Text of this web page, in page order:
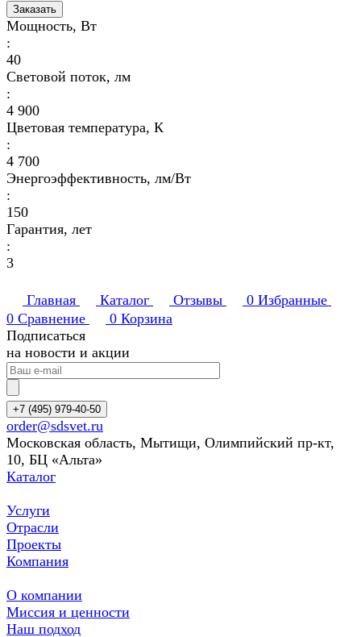
Заказать
Мощность, Вт
:
40
Световой поток, лм
:
4 900
Цветовая температура, К
:
4 700
Энергоэффективность, лм/Вт
:
150
Гарантия, лет
:
3
Главная Каталог Отзывы 0 Избранные
0 Сравнение 0 Корзина
Подписаться
на новости и акции
+7 (495) 979-40-50
order@sdsvet.ru
Московская область, Мытищи, Олимпийский пр-кт,
10, БЦ «Альта»
Каталог
Услуги
Отрасли
Проекты
Компания
О компании
Миссия и ценности
Наш подход